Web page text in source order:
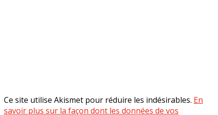
Ce site utilise Akismet pour réduire les indésirables. En
savoir plus sur la façon dont les données de vos